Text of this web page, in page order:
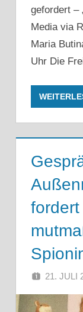
gefordert –
Media via
Maria
Uhr Die
21. JULI